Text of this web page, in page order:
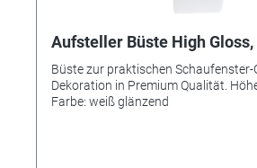
Aufsteller Büste High Gloss,
Büste zur praktischen
Dekoration in Premium Qualität.
Farbe: weiß glänzend